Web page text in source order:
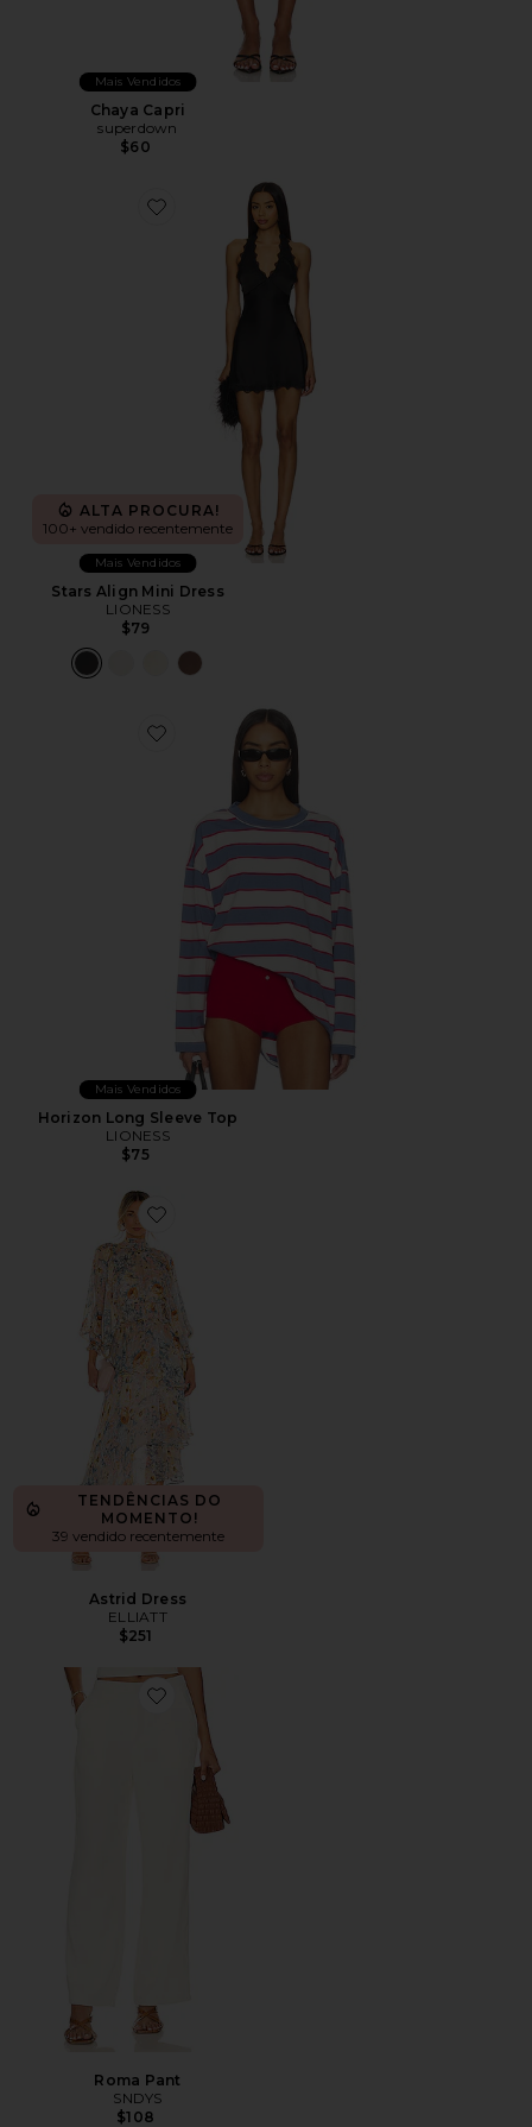
Mais Vendidos
Chaya Capri
superdown
$60
Favorite Stars Align Mini Dress
ALTA PROCURA!
100+ vendido recentemente
Mais Vendidos
Stars Align Mini Dress
LIONESS
$79
Favorite Horizon Long Sleeve Top
Mais Vendidos
Horizon Long Sleeve Top
LIONESS
$75
Favorite Astrid Dress
TENDÊNCIAS DO
MOMENTO!
39 vendido recentemente
Astrid Dress
ELLIATT
$251
Favorite Roma Pant
Roma Pant
SNDYS
$108